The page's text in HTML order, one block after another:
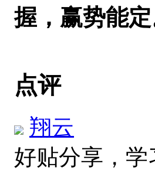
握，赢势能定
点评
翔云
好贴分享，